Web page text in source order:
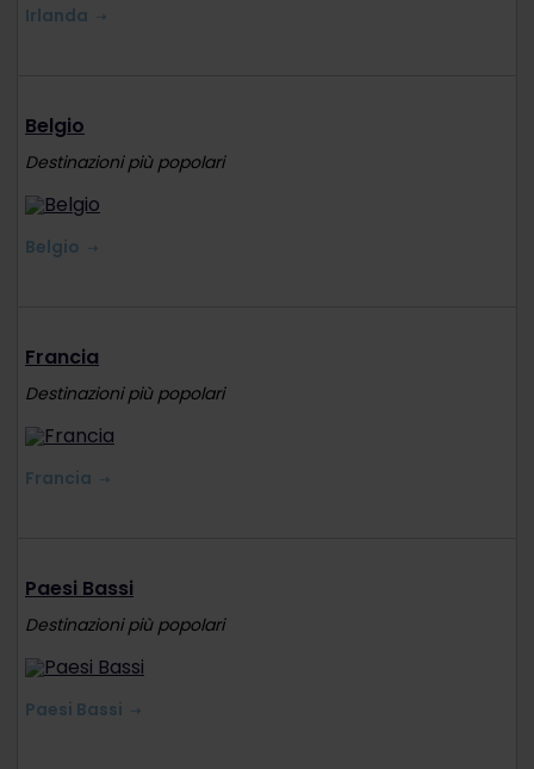
Irlanda
Belgio
Destinazioni più popolari
Belgio
Francia
Destinazioni più popolari
Francia
Paesi Bassi
Destinazioni più popolari
Paesi Bassi